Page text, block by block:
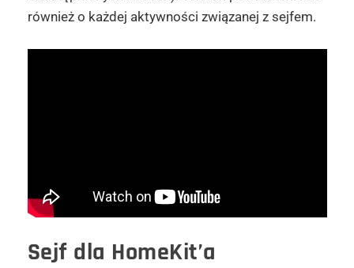
również o każdej aktywności związanej z sejfem.
Sejf dla HomeKit’a